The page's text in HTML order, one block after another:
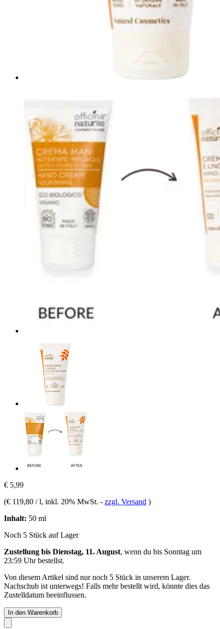
€ 5,99
(€ 119,80 / l, inkl. 20% MwSt. - zzgl. Versand )
Inhalt: 50 ml
Noch 5 Stück auf Lager
Zustellung bis Dienstag, 11. August, wenn du bis Sonntag um
23:59 Uhrbestellst.
Von diesem Artikel sind nur noch 5 Stück in unserem Lager.
Nachschub ist unterwegs! Falls mehr bestellt wird, könnte dies das
Zustelldatum beeinflussen.
In den Warenkorb